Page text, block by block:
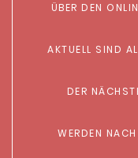
ÜBER DEN
AKTUELL SIND
DER
WERDEN